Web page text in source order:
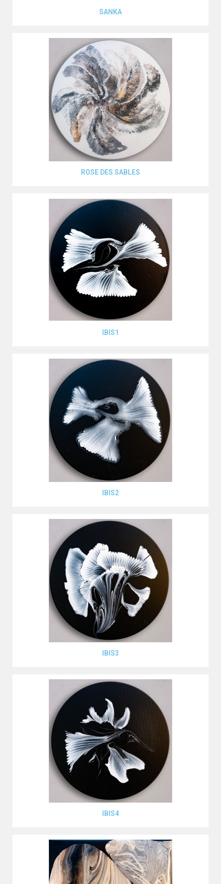
Aperçu rapide
SANKA
Aperçu rapide
ROSE DES SABLES
Aperçu rapide
IBIS1
Aperçu rapide
IBIS2
Aperçu rapide
IBIS3
Aperçu rapide
IBIS4